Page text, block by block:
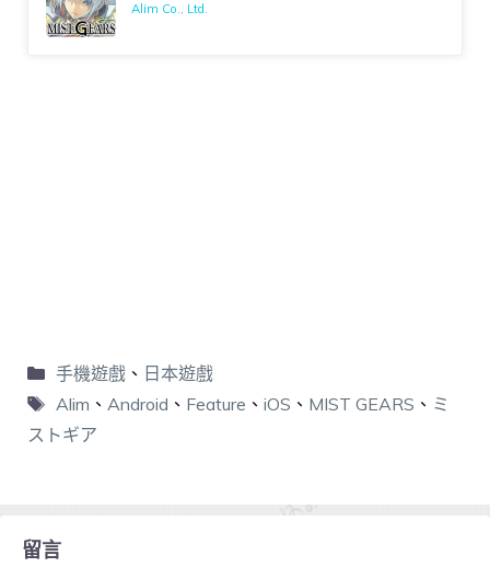
Alim Co., Ltd.
手機遊戲、 日本遊戲
Alim 、 Android 、 Feature 、 iOS 、 MIST GEARS 、 ミ
ストギア
留言